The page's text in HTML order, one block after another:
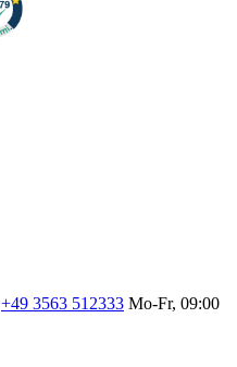
+49 3563 512333 Mo-Fr, 09:00